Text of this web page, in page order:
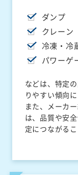
ダンプ
クレーン
冷凍・冷
パワーゲ
などは、特定
りやすい傾向に
また、メーカ
は、品質や安
定につながるこ